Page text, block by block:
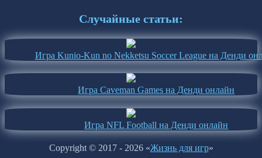
Случайные статьи:
Игра Kunio-Kun no Nekketsu Soccer League на Денди
Игра Caveman Games на Денди онлайн
Игра NFL Football на Денди онлайн
Copyright © 2017 - 2026 «Жизнь для игр»